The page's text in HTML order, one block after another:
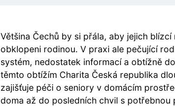
Většina Čechů by si přála, aby jejich
obklopeni rodinou. V praxi ale pečující
systém, nedostatek informací a obtížně
těmto obtížím Charita Česká republika
zajišťuje péči o seniory v domácím
doma až do posledních chvil s